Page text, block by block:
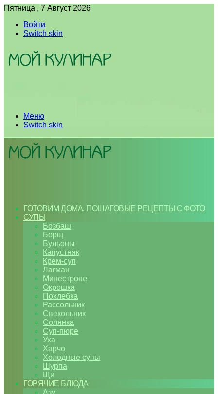
Пятница , 7 Август 2026
Войти
Switch skin
Меню
Switch skin
ГОТОВИМ ДОМА. ПОШАГОВЫЕ РЕЦЕПТЫ С ФОТО
СУПЫ
Бозбаш
Борщ
Бульоны
Капустняк
Крем-суп
Лагман
Минестроне
Окрошка
Похлебка
Рассольник
Свекольник
Солянка
Суп-пюре
Уха
Харчо
Холодные супы
Шурпа
Щи
ГОРЯЧИЕ БЛЮДА
Азу